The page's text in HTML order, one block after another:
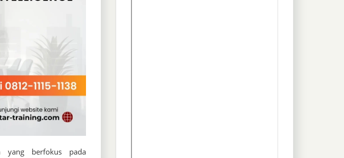
yang berfokus pada